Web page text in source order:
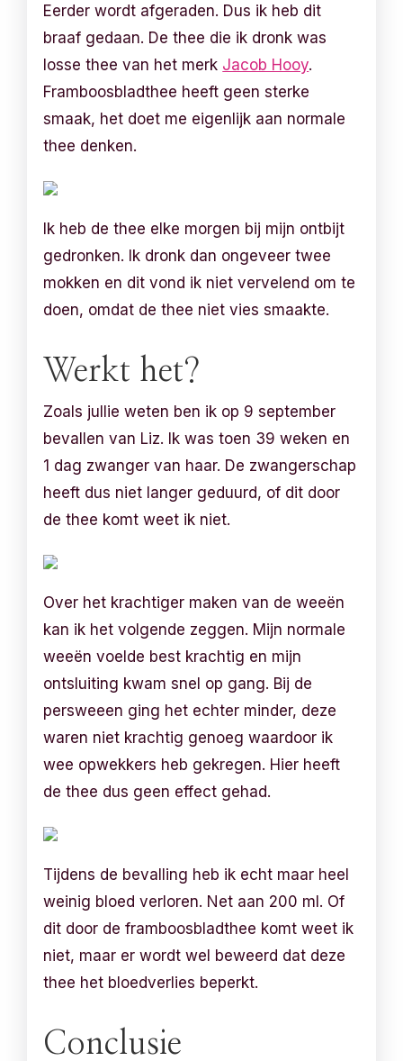
Eerder wordt afgeraden. Dus ik heb dit
braaf gedaan. De thee die ik dronk was
losse thee van het merk Jacob Hooy.
Framboosbladthee heeft geen sterke
smaak, het doet me eigenlijk aan normale
thee denken.
Ik heb de thee elke morgen bij mijn ontbijt
gedronken. Ik dronk dan ongeveer twee
mokken en dit vond ik niet vervelend om te
doen, omdat de thee niet vies smaakte.
Werkt het?
Zoals jullie weten ben ik op 9 september
bevallen van Liz. Ik was toen 39 weken en
1 dag zwanger van haar. De zwangerschap
heeft dus niet langer geduurd, of dit door
de thee komt weet ik niet.
Over het krachtiger maken van de weeën
kan ik het volgende zeggen. Mijn normale
weeën voelde best krachtig en mijn
ontsluiting kwam snel op gang. Bij de
persweeen ging het echter minder, deze
waren niet krachtig genoeg waardoor ik
wee opwekkers heb gekregen. Hier heeft
de thee dus geen effect gehad.
Tijdens de bevalling heb ik echt maar heel
weinig bloed verloren. Net aan 200 ml. Of
dit door de framboosbladthee komt weet ik
niet, maar er wordt wel beweerd dat deze
thee het bloedverlies beperkt.
Conclusie